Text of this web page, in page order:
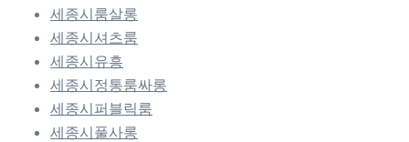
세종시룸살롱
세종시셔츠룸
세종시유흥
세종시정통룸싸롱
세종시퍼블릭룸
세종시풀사롱